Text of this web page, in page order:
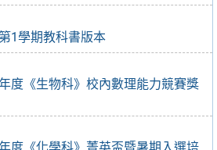
1學期教科書版本
度《生物科》校內數理能力競賽獎